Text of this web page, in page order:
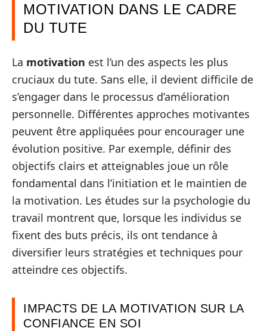
MOTIVATION DANS LE CADRE
DU TUTE
La motivation est l’un des aspects les plus
cruciaux du tute. Sans elle, il devient difficile de
s’engager dans le processus d’amélioration
personnelle. Différentes approches motivantes
peuvent être appliquées pour encourager une
évolution positive. Par exemple, définir des
objectifs clairs et atteignables joue un rôle
fondamental dans l’initiation et le maintien de
la motivation. Les études sur la psychologie du
travail montrent que, lorsque les individus se
fixent des buts précis, ils ont tendance à
diversifier leurs stratégies et techniques pour
atteindre ces objectifs.
IMPACTS DE LA MOTIVATION SUR LA
CONFIANCE EN SOI